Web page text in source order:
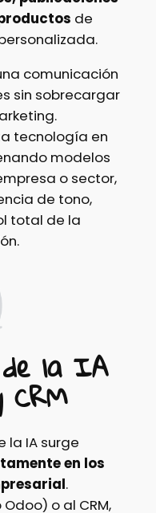
de
comunicación
sin sobrecargar
tecnología en
modelos
o sector,
de tono,
total de la
la IA
CRM
la IA surge
en los
.
o al CRM,